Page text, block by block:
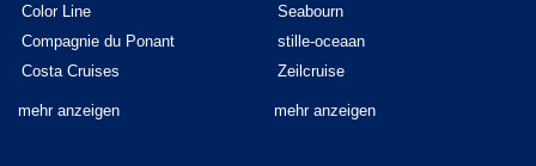
Color Line
Compagnie du Ponant
Costa Cruises
mehr anzeigen
Seabourn
stille-oceaan
Zeilcruise
mehr anzeigen